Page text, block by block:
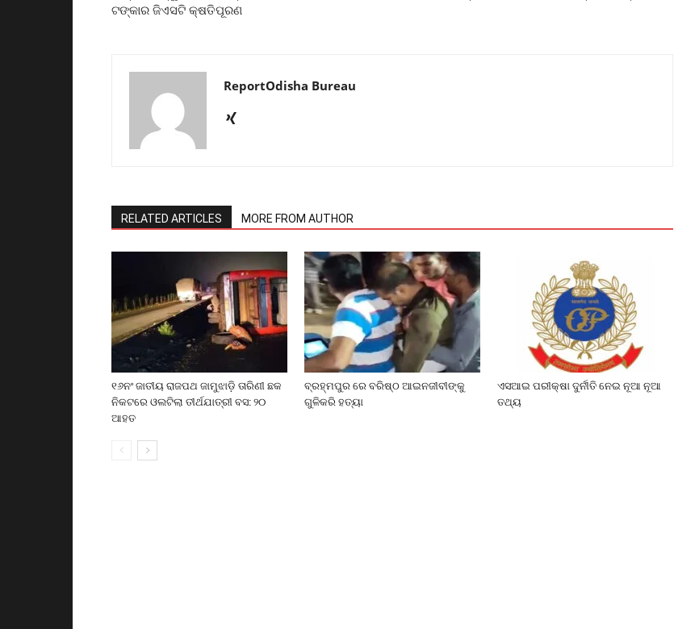
ଟଙ୍କାର ଜିଏସଟି କ୍ଷତିପୂରଣ
ReportOdisha Bureau
RELATED ARTICLES MORE FROM AUTHOR
୧୬ନଂ ଜାତୀୟ ରାଜପଥ ଜାମୁଝାଡ଼ି ତାରିଣୀ ଛକ
ନିକଟରେ ଓଲଟିଲା ତୀର୍ଥଯାତ୍ରୀ ବସ: ୨୦
ଆହତ
ବ୍ରହ୍ମପୁର ରେ ବରିଷ୍ଠ ଆଇନଜୀବୀଙ୍କୁ
ଗୁଳିକରି ହତ୍ୟା
ଏସଆଇ ପରୀକ୍ଷା ଦୁର୍ନୀତି ନେଇ ନୂଆ ନୂଆ
ତଥ୍ୟ